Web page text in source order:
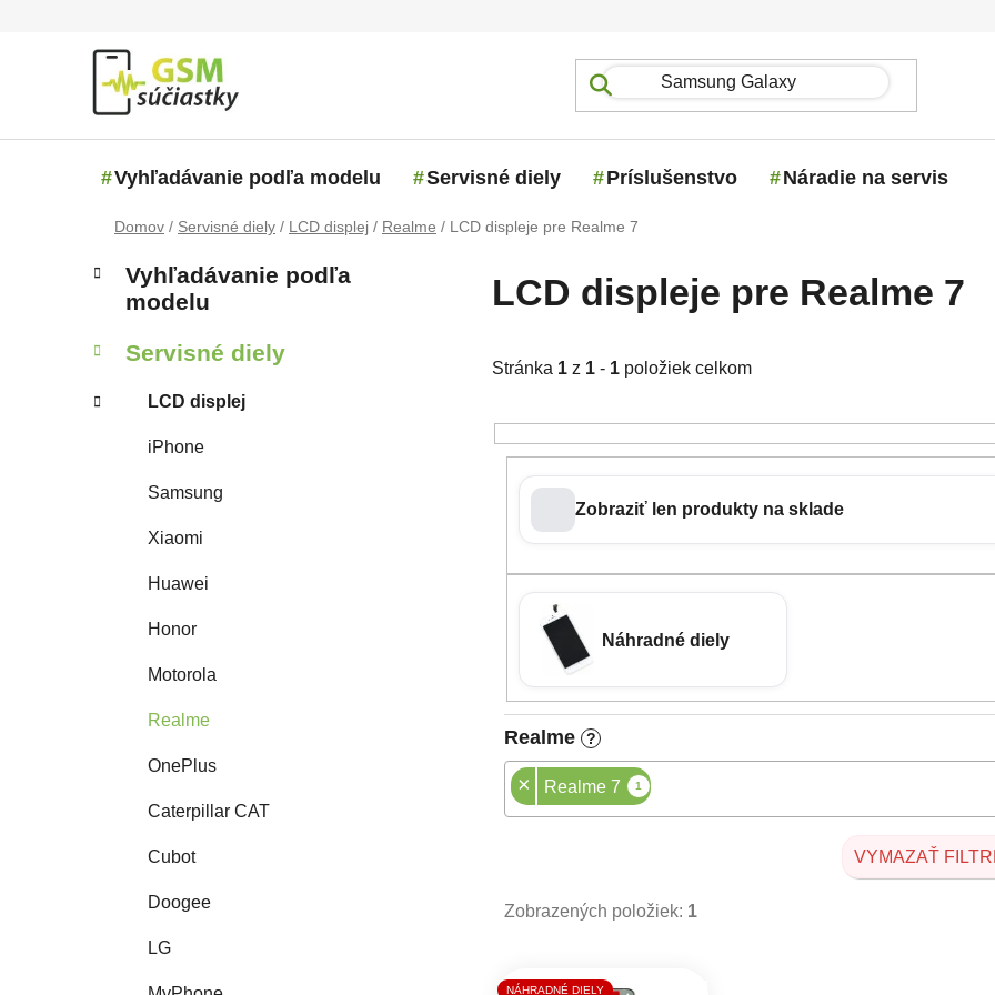
Vyhľadávanie podľa modelu Servisné diely Príslušenstvo Náradie na servis
Domov / Servisné diely / LCD displej / Realme / LCD displeje pre Realme 7
Bočný panel
Kategórie
Vyhľadávanie podľa
modelu
Servisné diely
LCD displej
iPhone
Samsung
Xiaomi
Huawei
Honor
Motorola
Realme
OnePlus
Caterpillar CAT
Cubot
Doogee
LG
LCD displeje pre Realme 7
Stránka 1 z 1 - 1 položiek celkom
Zobraziť len produkty na sklade
Náhradné diely
Realme ?
× Realme 7 1
VYMAZAŤ
Zobrazených položiek: 1
Výpis produktov
NÁHRADNÉ DIELY